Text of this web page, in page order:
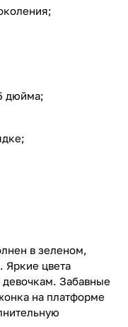
дюйма;
в зеленом,
Яркие цвета
девочкам. Забавные
на платформе